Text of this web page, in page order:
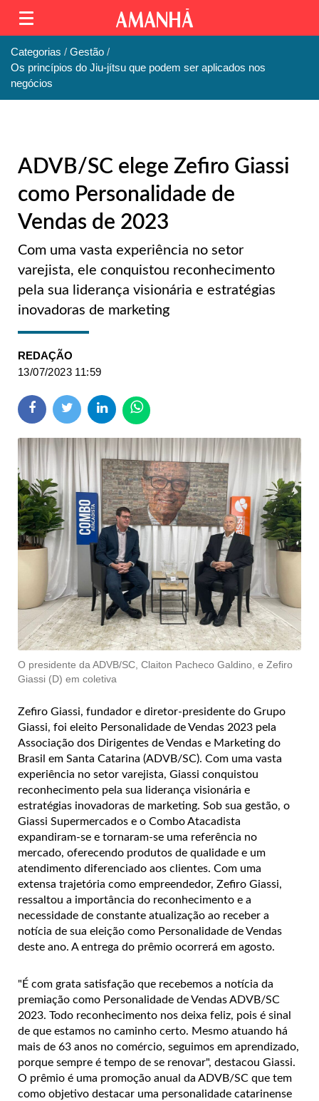
Categorias
Gestão
Os princípios do Jiu-jítsu que podem ser aplicados nos
negócios
ADVB/SC elege Zefiro Giassi
como Personalidade de
Vendas de 2023
Com uma vasta experiência no setor
varejista, ele conquistou reconhecimento
pela sua liderança visionária e estratégias
inovadoras de marketing
REDAÇÃO
13/07/2023 11:59
O presidente da ADVB/SC, Claiton Pacheco Galdino, e Zefiro
Giassi (D) em coletiva
Zefiro Giassi, fundador e diretor-presidente do Grupo
Giassi, foi eleito Personalidade de Vendas 2023 pela
Associação dos Dirigentes de Vendas e Marketing do
Brasil em Santa Catarina (ADVB/SC). Com uma vasta
experiência no setor varejista, Giassi conquistou
reconhecimento pela sua liderança visionária e
estratégias inovadoras de marketing. Sob sua gestão, o
Giassi Supermercados e o Combo Atacadista
expandiram-se e tornaram-se uma referência no
mercado, oferecendo produtos de qualidade e um
atendimento diferenciado aos clientes. Com uma
extensa trajetória como empreendedor, Zefiro Giassi,
ressaltou a importância do reconhecimento e a
necessidade de constante atualização ao receber a
notícia de sua eleição como Personalidade de Vendas
deste ano. A entrega do prêmio ocorrerá em agosto.
"É com grata satisfação que recebemos a notícia da
premiação como Personalidade de Vendas ADVB/SC
2023. Todo reconhecimento nos deixa feliz, pois é sinal
de que estamos no caminho certo. Mesmo atuando há
mais de 63 anos no comércio, seguimos em aprendizado,
porque sempre é tempo de se renovar", destacou Giassi.
O prêmio é uma promoção anual da ADVB/SC que tem
como objetivo destacar uma personalidade catarinense